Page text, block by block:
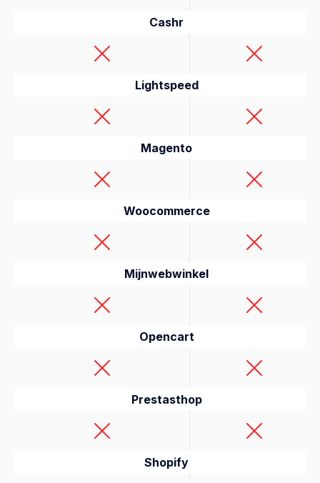
Cashr
Lightspeed
Magento
Woocommerce
Mijnwebwinkel
Opencart
Prestasthop
Shopify